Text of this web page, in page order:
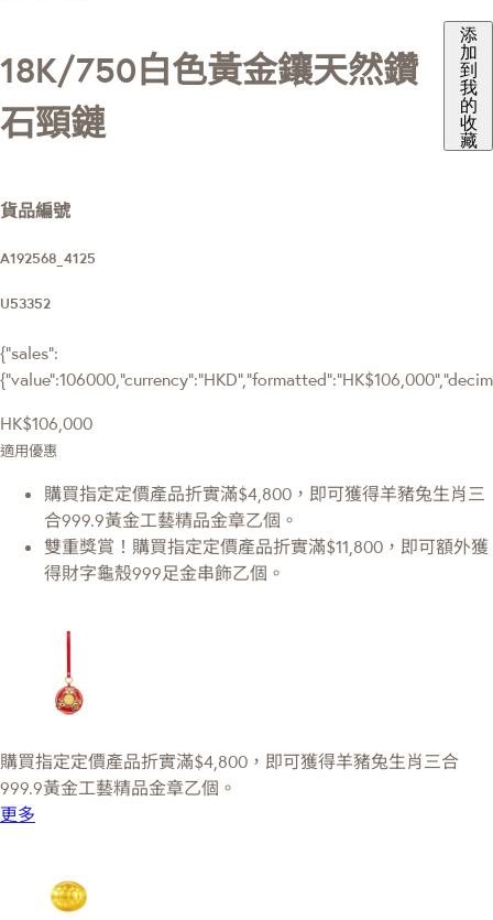
18K/750白色黃金鑲天然鑽
石頸鏈
添
加
到
我
的
收
藏
貨品編號
A192568_4125
U53352
{"sales":
HK$106,000
適用優惠
購買指定定價產品折實滿$4,800，即可獲得羊豬兔生肖三
合999.9黃金工藝精品金章乙個。
雙重獎賞！購買指定定價產品折實滿$11,800，即可額外獲
得財字龜殼999足金串飾乙個。
購買指定定價產品折實滿$4,800，即可獲得羊豬兔生肖三合
999.9黃金工藝精品金章乙個。
更多